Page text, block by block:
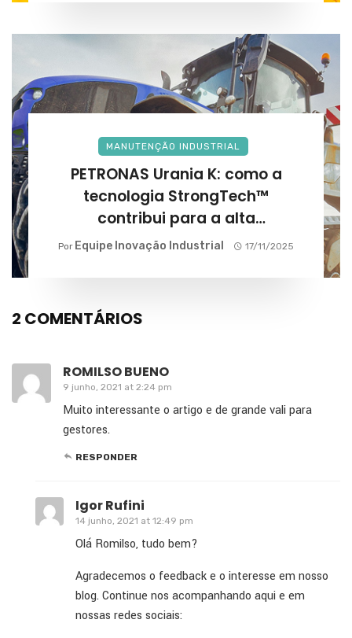
MANUTENÇÃO INDUSTRIAL
PETRONAS Urania K: como a
tecnologia StrongTech™
contribui para a alta
performance na agricultura?
Por Equipe Inovação Industrial 17/11/2025
2 COMENTÁRIOS
ROMILSO BUENO
9 junho, 2021 at 2:24 pm
Muito interessante o artigo e de grande vali para
gestores.
RESPONDER
Igor Rufini
14 junho, 2021 at 12:49 pm
Olá Romilso, tudo bem?
Agradecemos o feedback e o interesse em nosso
blog. Continue nos acompanhando aqui e em
nossas redes sociais: